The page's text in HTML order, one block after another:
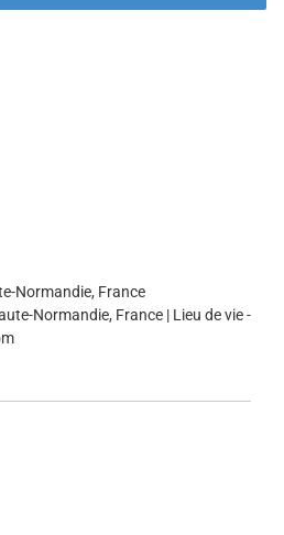
Normandie, France